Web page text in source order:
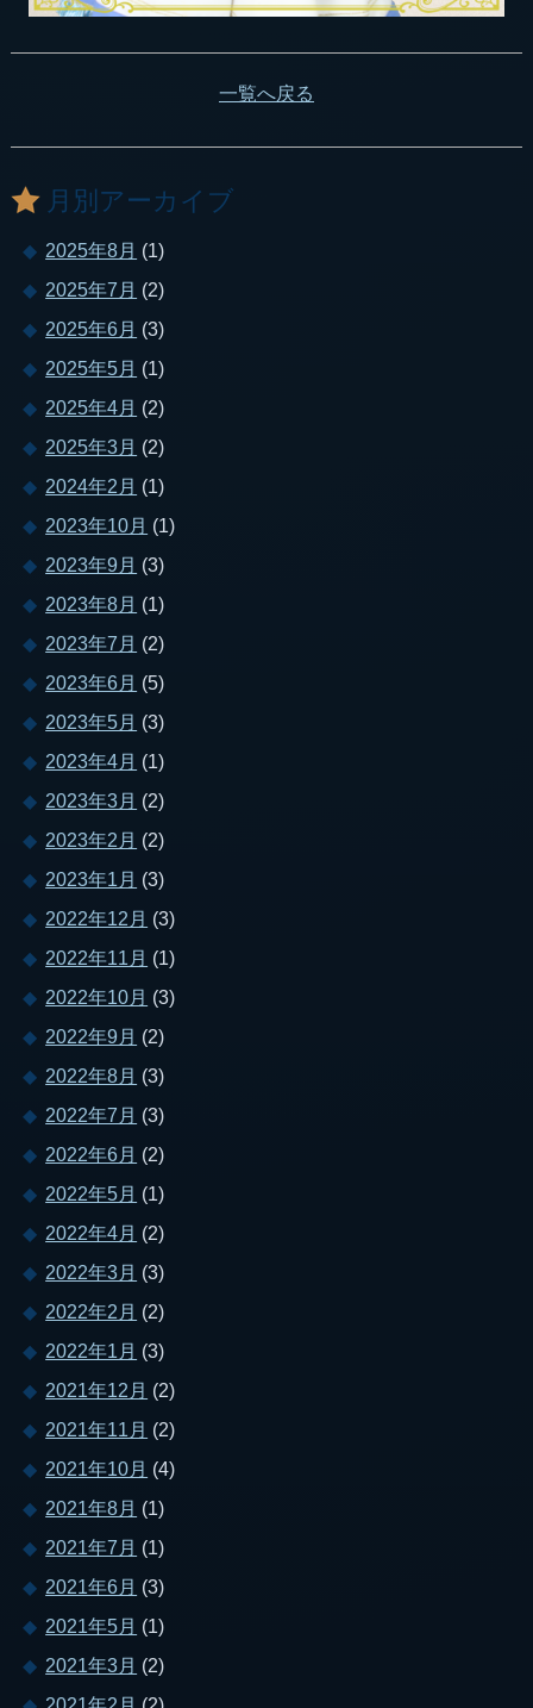
一覧へ戻る
月別アーカイブ
2025年8月 (1)
2025年7月 (2)
2025年6月 (3)
2025年5月 (1)
2025年4月 (2)
2025年3月 (2)
2024年2月 (1)
2023年10月 (1)
2023年9月 (3)
2023年8月 (1)
2023年7月 (2)
2023年6月 (5)
2023年5月 (3)
2023年4月 (1)
2023年3月 (2)
2023年2月 (2)
2023年1月 (3)
2022年12月 (3)
2022年11月 (1)
2022年10月 (3)
2022年9月 (2)
2022年8月 (3)
2022年7月 (3)
2022年6月 (2)
2022年5月 (1)
2022年4月 (2)
2022年3月 (3)
2022年2月 (2)
2022年1月 (3)
2021年12月 (2)
2021年11月 (2)
2021年10月 (4)
2021年8月 (1)
2021年7月 (1)
2021年6月 (3)
2021年5月 (1)
2021年3月 (2)